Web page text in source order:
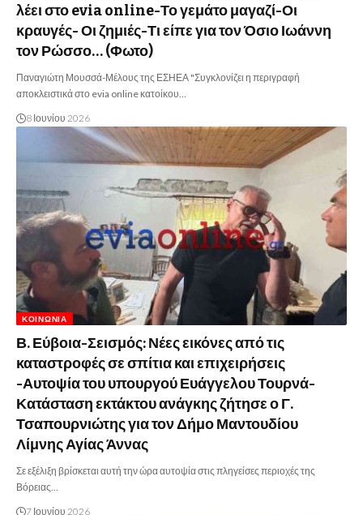
λέει στο evia online-Το γεμάτο μαγαζί-Οι
κραυγές- Οι ζημιές-Τι είπε για τον Όσιο Ιωάννη
τον Ρώσσο… (Φωτο)
Παναγιώτη Μουσσά-Μέλους της ΕΣΗΕΑ "Συγκλονίζει η περιγραφή
αποκλειστικά στο evia online κατοίκου…
8 Ιουνίου 2026
ΚΟΙΝΩΝΊΑ
Β. Εύβοια-Σεισμός: Νέες εικόνες από τις
καταστροφές σε σπίτια και επιχειρήσεις
-Αυτοψία του υπουργού Ευάγγελου Τουρνά-
Κατάσταση εκτάκτου ανάγκης ζήτησε ο Γ.
Τσαπουρνιώτης για τον Δήμο Μαντουδίου
Λίμνης Αγίας Άννας
Σε εξέλιξη βρίσκεται αυτή την ώρα αυτοψία στις πληγείσες περιοχές της
Βόρειας…
7 Ιουνίου 2026